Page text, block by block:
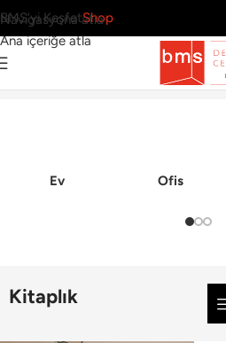
Navigasyona atla
Ana içeriğe atla
BMS’yi KeşfetShop
Ev Ofis
Kitaplık